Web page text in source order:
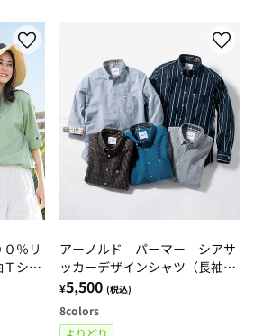
％リ
シャ
アーノルド パーマー シアサ
ッカーデザインシャツ（長袖・
７分袖）
¥5,500 (税込)
8colors